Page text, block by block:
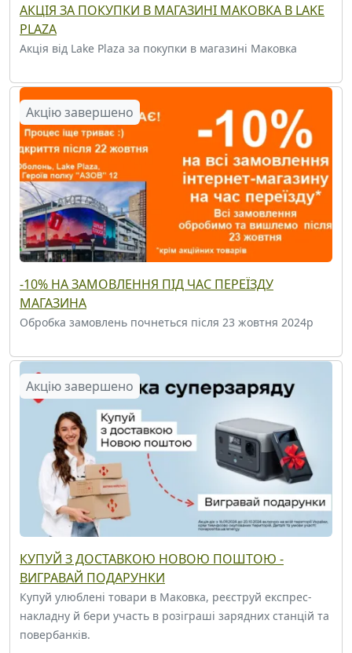
АКЦІЯ ЗА ПОКУПКИ В МАГАЗИНІ МАКОВКА В LAKE
PLAZA
Акція від Lake Plaza за покупки в магазині Маковка
Акцію завершено
-10% НА ЗАМОВЛЕННЯ ПІД ЧАС ПЕРЕЇЗДУ
МАГАЗИНА
Обробка замовлень почнеться після 23 жовтня 2024р
Акцію завершено
КУПУЙ З ДОСТАВКОЮ НОВОЮ ПОШТОЮ -
ВИГРАВАЙ ПОДАРУНКИ
Купуй улюблені товари в Маковка, реєструй експрес-
накладну й бери участь в розіграші зарядних станцій та
повербанків.